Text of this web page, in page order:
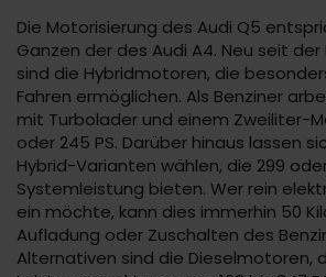
Die Motorisierung des Audi Q5
Ganzen der des Audi A4. Neu seit
sind die Hybridmotoren, die
Fahren ermöglichen. Als Benziner
mit Turbolader und einem Zweiliter-
oder 245 PS. Darüber hinaus lassen
Hybrid-Varianten wählen, die 299
Systemleistung bieten. Wer rein
ein möchte, kann dies immerhin 50
Aufladung oder Zuschalten des
Alternativen sind die Dieselmotoren,